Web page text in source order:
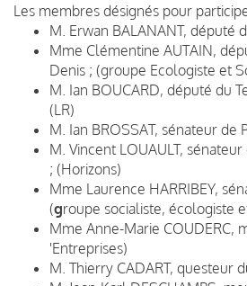
Les membres désignés pour
M. Erwan BALANANT, député
Mme Clémentine AUTAIN,
Denis ; (groupe Ecologiste et
M. Ian BOUCARD, député du
(LR)
M. Ian BROSSAT, sénateur de
M. Vincent LOUAULT,
; (Horizons)
Mme Laurence HARRIBEY,
(groupe socialiste, écologiste
Mme Anne-Marie COUDERC,
'Entreprises)
M. Thierry CADART, questeur